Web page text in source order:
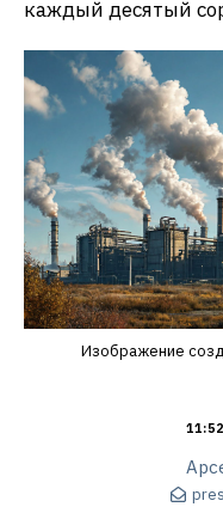
каждый десятый
Изображение